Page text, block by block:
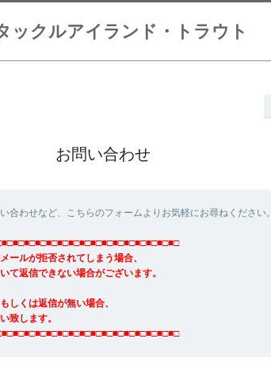
ックルアイランド・トラウト
お問い合わせ
合わせなど、こちらのフォームよりお気軽にお尋ねください。
ールが拒否されてしまう場合、
て返信できない場合がございます。
しくは返信が無い場合、
致します。